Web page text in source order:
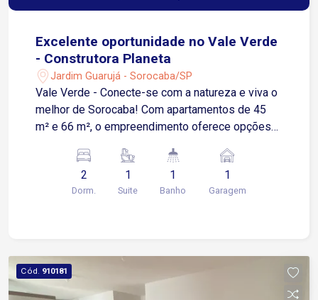
Excelente oportunidade no Vale Verde
- Construtora Planeta
Jardim Guarujá - Sorocaba/SP
Vale Verde - Conecte-se com a natureza e viva o
melhor de Sorocaba! Com apartamentos de 45
m² e 66 m², o empreendimento oferece opções
para quem busca qualidade de vida, conforto e
praticidade, o Vale Verde proporciona uma
experiência única de morar bem em Sorocaba.
esportiva, fitness interno e externo, pilates, mini
praça de estar, open market, lounge relax, espaço
kids, pet garden, horta comunitária, coworking e
2
Dorm.
1
Suite
1
Banho
1
Garagem
Cód. 910181